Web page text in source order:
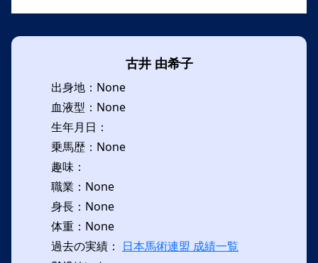
古井 由希子
出身地：None
血液型：None
生年月日：
乗馬歴：None
趣味：
職業：None
身長：None
体重：None
過去の実績： 日本馬術連盟 成績一覧